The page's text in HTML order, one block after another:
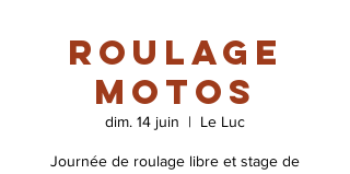
Roulage
motos
dim. 14 juin
  |
Le Luc
Journée de roulage libre et stage de